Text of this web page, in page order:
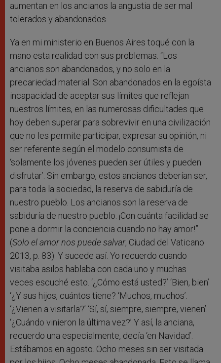
aumentan en los ancianos la angustia de ser mal
tolerados y abandonados.
Ya en mi ministerio en Buenos Aires toqué con la
mano esta realidad con sus problemas. “Los
ancianos son abandonados, y no solo en la
precariedad material. Son abandonados en la egoísta
incapacidad de aceptar sus límites que reflejan
nuestros límites, en las numerosas dificultades que
hoy deben superar para sobrevivir en una civilización
que no les permite participar, expresar su opinión, ni
ser referente según el modelo consumista de
‘solamente los jóvenes pueden ser útiles y pueden
disfrutar’. Sin embargo, estos ancianos deberían ser,
para toda la sociedad, la reserva de sabiduría de
nuestro pueblo. Los ancianos son la reserva de
sabiduría de nuestro pueblo. ¡Con cuánta facilidad se
pone a dormir la conciencia cuando no hay amor!”
(Solo el amor nos puede salvar, Ciudad del Vaticano
2013, p. 83). Y sucede así. Yo recuerdo cuando
visitaba asilos hablaba con cada uno y muchas
veces escuché esto. ‘¿Cómo está usted?’ ‘Bien, bien’
‘¿Y sus hijos, cuántos tiene? ‘Muchos, muchos’.
‘¿Vienen a visitarla?’ ‘Sí, sí, siempre, siempre, vienen’.
‘¿Cuándo vinieron la última vez?’ Y así, la anciana,
recuerdo una especialmente, decía ‘en Navidad’.
Estábamos en agosto. Ocho meses sin ser visitada